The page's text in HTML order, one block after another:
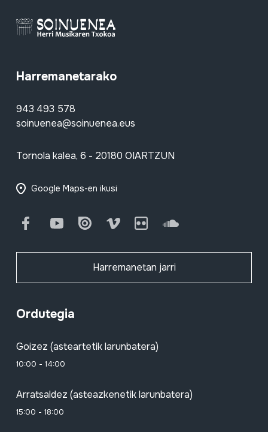
Harremanetarako
943 493 578
soinuenea@soinuenea.eus
Tornola kalea, 6 - 20180 OIARTZUN
Google Maps-en ikusi
FacebookYoutube Issuu Vimeo Flickr SoundCloud
Harremanetan jarri
Ordutegia
Goizez (asteartetik larunbatera)
10:00 - 14:00
Arratsaldez (asteazkenetik larunbatera)
15:00 - 18:00